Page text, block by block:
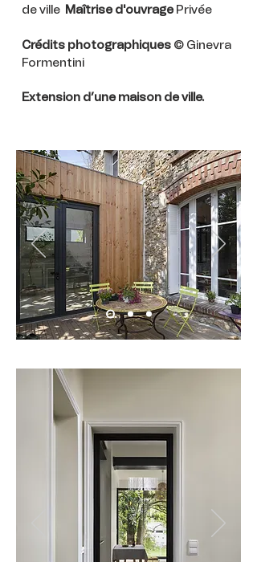
de ville Maîtrise d'ouvrage Privée
Crédits photographiques © Ginevra
Formentini
Extension d’une maison de ville.